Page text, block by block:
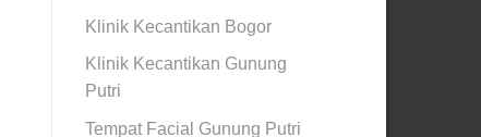
Klinik Kecantikan Bogor
Klinik Kecantikan Gunung
Putri
Tempat Facial Gunung Putri